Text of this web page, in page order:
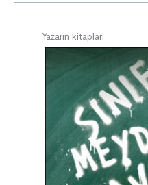
Yazarın kitapları